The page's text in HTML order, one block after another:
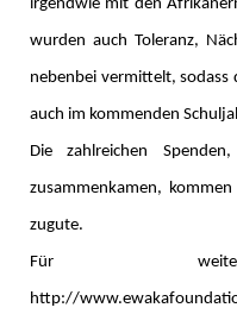
irgendwie mit den
wurden auch Toleranz,
nebenbei vermittelt, sodass
auch im kommenden
Die zahlreichen
zusammenkamen,
zugute.
Für
http://